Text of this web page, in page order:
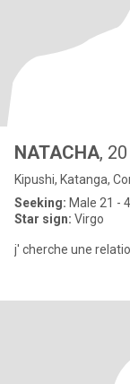
NATACHA, 20
Kipushi, Katanga,
Seeking: Male 21 -
Star sign: Virgo
j' cherche une